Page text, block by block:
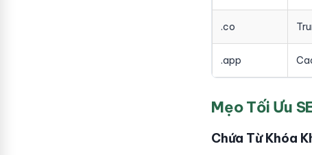
.co
.app
Mẹo Tối Ưu
Chứa Từ Khóa